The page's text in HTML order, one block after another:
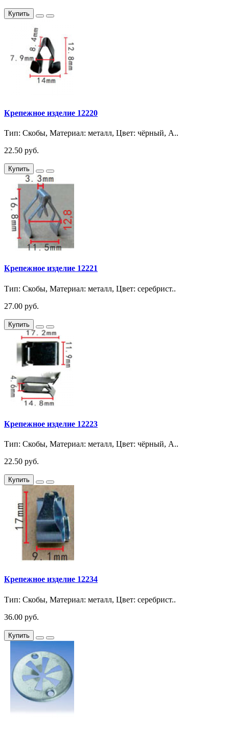
Купить
Крепежное изделие 12220
Тип: Скобы, Материал: металл, Цвет: чёрный, A..
22.50 руб.
Купить
Крепежное изделие 12221
Тип: Скобы, Материал: металл, Цвет: серебрист..
27.00 руб.
Купить
Крепежное изделие 12223
Тип: Скобы, Материал: металл, Цвет: чёрный, A..
22.50 руб.
Купить
Крепежное изделие 12234
Тип: Скобы, Материал: металл, Цвет: серебрист..
36.00 руб.
Купить